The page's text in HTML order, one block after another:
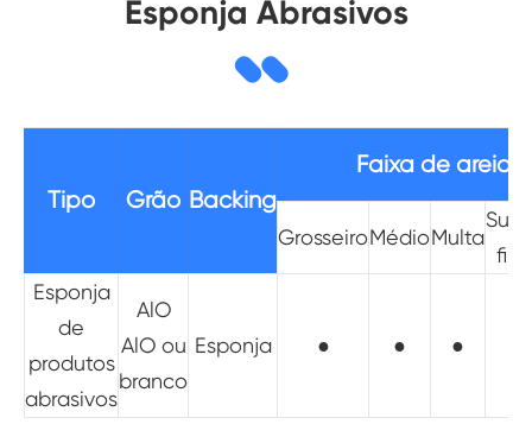
Esponja Abrasivos
Tipo Grão Backing
Faixa de areia
GrosseiroMédioMulta
fino
Esponja
de
produtos
abrasivos
AlO
AlO ou
branco
Esponja ● ● ●